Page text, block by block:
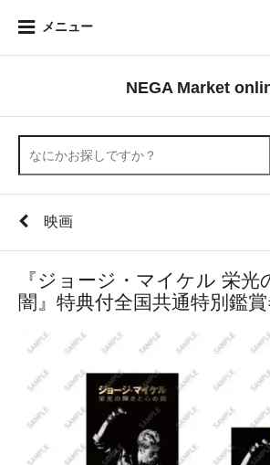
メニュー
NEGA Market
映画
『ジョージ・マイケル 栄光
闇』特典付全国共通特別鑑